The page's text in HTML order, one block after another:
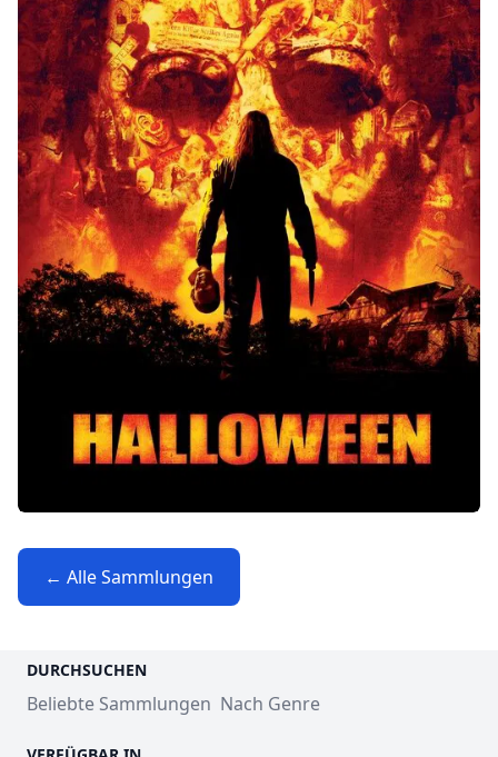
← Alle Sammlungen
DURCHSUCHEN
Beliebte Sammlungen Nach Genre